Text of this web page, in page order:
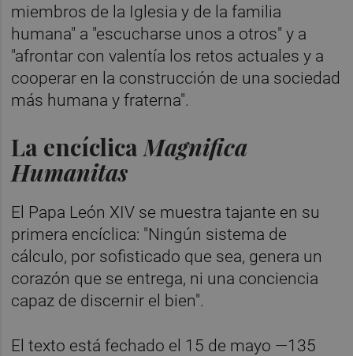
miembros de la Iglesia y de la familia
humana" a "escucharse unos a otros" y a
"afrontar con valentía los retos actuales y a
cooperar en la construcción de una sociedad
más humana y fraterna".
La encíclica Magnifica
Humanitas
El Papa León XIV se muestra tajante en su
primera encíclica: "Ningún sistema de
cálculo, por sofisticado que sea, genera un
corazón que se entrega, ni una conciencia
capaz de discernir el bien".
El texto está fechado el 15 de mayo —135